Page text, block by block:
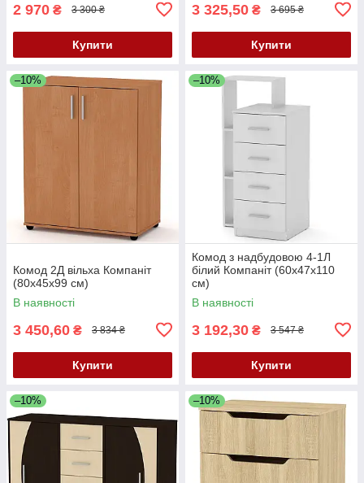
2 970 ₴ 3 300 ₴
Купити
3 325,50 ₴ 3 695 ₴
Купити
–10%
Комод 2Д вільха Компаніт
(80х45х99 см)
В наявності
3 450,60 ₴ 3 834 ₴
Купити
–10%
Комод з надбудовою 4-1Л
білий Компаніт (60х47х110
см)
В наявності
3 192,30 ₴ 3 547 ₴
Купити
–10% –10%